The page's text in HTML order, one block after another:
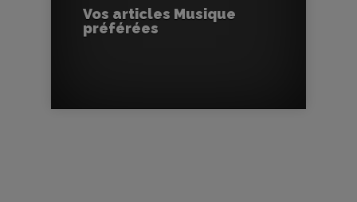
Vos articles Musique
préférées